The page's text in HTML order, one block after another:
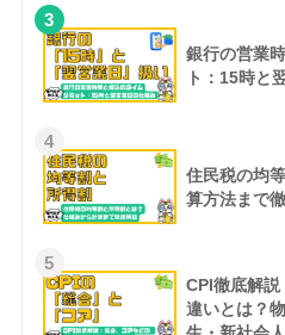
3
銀行の営業
ト：15時と
4
住民税の均
算方法まで
5
CPI徹底解
違いとは？